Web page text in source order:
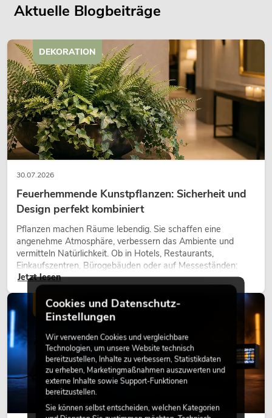
Aktuelle Blogbeiträge
30.07.2026
Feuerhemmende Kunstpflanzen: Sicherheit und
Design perfekt kombiniert
Pflanzen machen Räume lebendig. Sie schaffen eine
angenehme Atmosphäre, verbessern das Ambiente und
vermitteln Natürlichkeit. Ob in Hotels, Restaurants,
Einkaufszentren, Bürogebäuden oder auf Messeständen:
eine hochwertige Begrünung gehört heute längst zum
modernen Raumkonzept.
Jetzt lesen
DEKORATION
LICHT
Cookies und Datenschutz-
Einstellungen
Wir verwenden Cookies und vergleichbare
Technologien, um unsere Website technisch
bereitzustellen, Inhalte zu verbessern, Statistikdaten
zu erheben, Marketingmaßnahmen auszuwerten und
externe Inhalte sowie Support-Funktionen
bereitzustellen.
Sie können selbst entscheiden, welchen Kategorien